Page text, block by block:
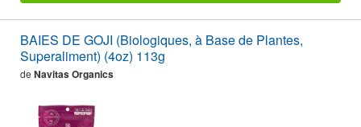
BAIES DE GOJI (Biologiques, à Base de Plantes,
Superaliment) (4oz) 113g
de Navitas Organics